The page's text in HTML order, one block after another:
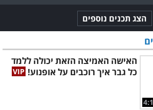
הצג תכנים נוספים
האישה האמיצה הזאת יכולה ללמד
כל גבר איך רוכבים על אופנוע!